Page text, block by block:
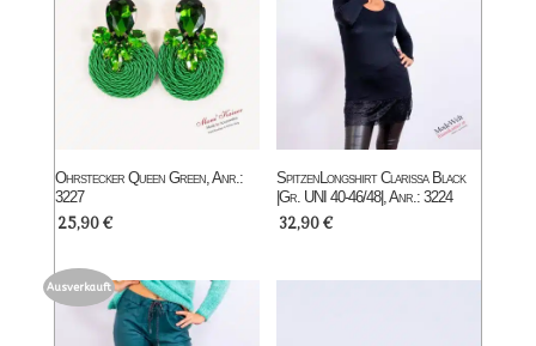
Ohrstecker Queen Green, Anr.:
3227
25,90€
SpitzenLongshirt Clarissa Black
|Gr. UNI 40-46/48|, Anr.: 3224
32,90€
Ausverkauft